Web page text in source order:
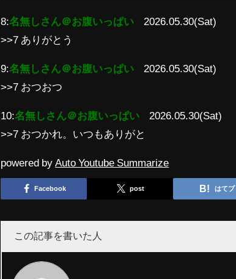
8:名無しさん＠お腹いっぱい
2026.05.30(Sat)
>>7 ありがとう
9:名無しさん＠お腹いっぱい
2026.05.30(Sat)
>>7 おつおつ
10:名無しさん＠お腹いっぱい
2026.05.30(Sat)
>>7 おつかれ。いつもありがと
powered by Auto Youtube Summarize
Facebook post はてブ
この記事を書いた人